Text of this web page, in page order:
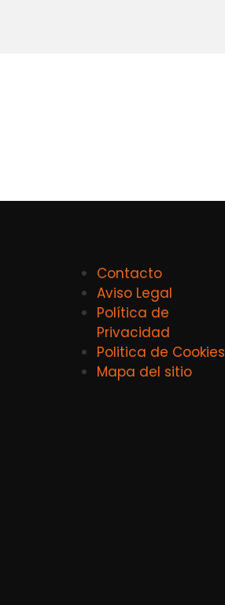
Contacto
Aviso Legal
Política de
Privacidad
Politica de Cookies
Mapa del sitio